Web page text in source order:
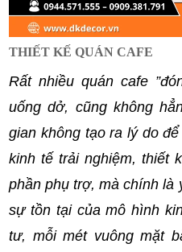
THIẾT KẾ QUÁN CAFE
Rất nhiều quán cafe
uống dở, cũng không
gian không tạo ra lý do
kinh tế trải nghiệm, thiết
phần phụ trợ, mà chính là
sự tồn tại của mô hình
tư, mỗi mét vuông mặt